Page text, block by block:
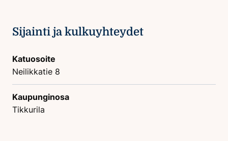
Sijainti ja kulkuyhteydet
Katuosoite
Neilikkatie 8
Kaupunginosa
Tikkurila